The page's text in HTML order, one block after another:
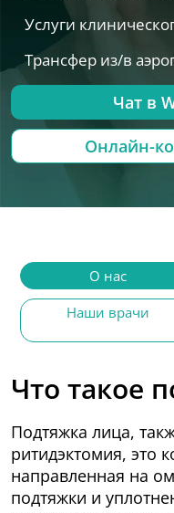
Услуги
Трансфер из/в
Чат в
Онлайн-
О нас
Наши врачи
Что такое
Подтяжка лица,
ритидэктомия, это
направленная на
подтяжки и